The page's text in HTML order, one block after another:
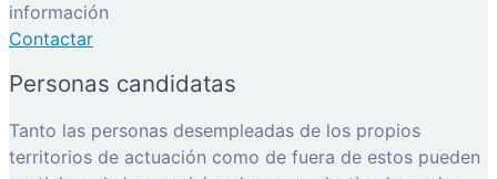
información
Contactar
Personas candidatas
Tanto las personas desempleadas de los propios
territorios de actuación como de fuera de estos pueden